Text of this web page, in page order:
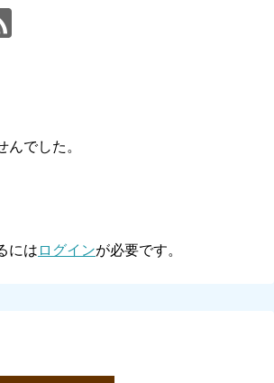
んでした。
には ログインが必要です。